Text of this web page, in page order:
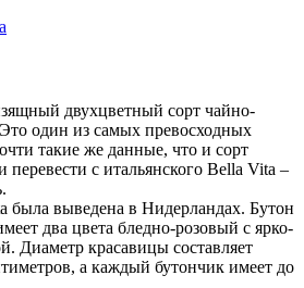
двухцветный сорт чайно-
один из самых превосходных
такие же данные, что и сорт
перевести с итальянского Bella Vita –
была выведена в Нидерландах. Бутон
два цвета бледно-розовый с ярко-
Диаметр красавицы составляет
а каждый бутончик имеет до